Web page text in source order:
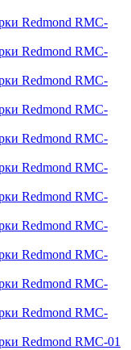
Redmond RMC-
Redmond RMC-
Redmond RMC-
Redmond RMC-
Redmond RMC-
Redmond RMC-
Redmond RMC-
Redmond RMC-
Redmond RMC-
Redmond RMC-
Redmond RMC-
Redmond RMC-01